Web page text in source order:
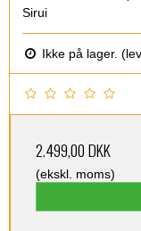
Sirui
Ikke på lager.
2.499,00 DKK
(ekskl. moms)